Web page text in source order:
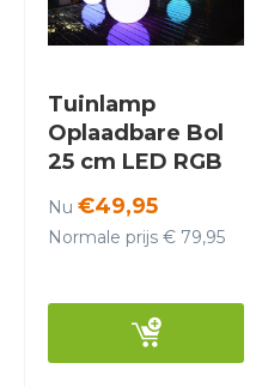
Tuinlamp
Oplaadbare Bol
25 cm LED RGB
Afstandsbediening
- Funnylights
Nu €49,95
Normale prijs € 79,95